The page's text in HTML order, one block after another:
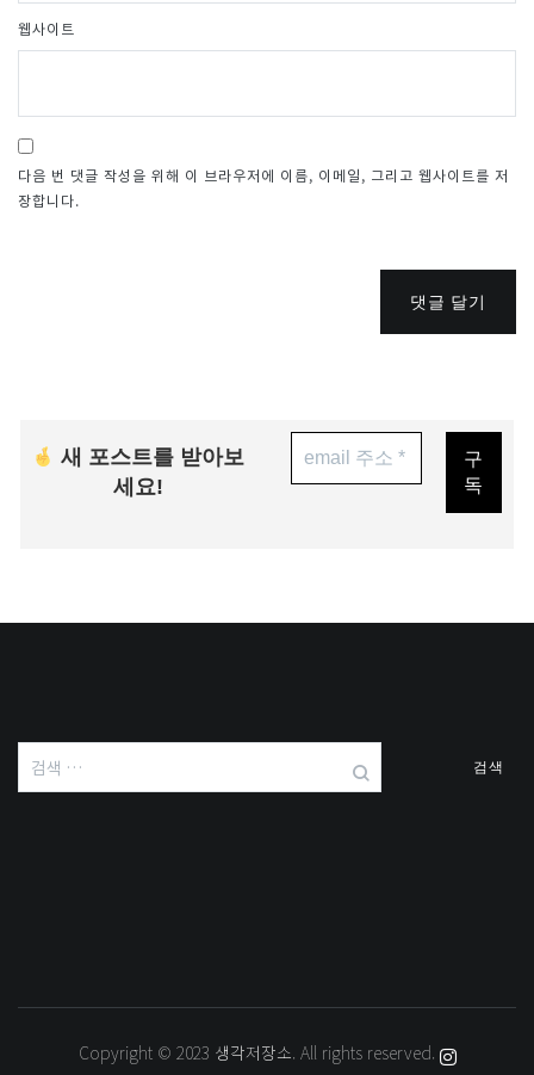
웹사이트
다음 번 댓글 작성을 위해 이 브라우저에 이름, 이메일, 그리고 웹사이트를 저
장합니다.
댓글 달기
새 포스트를 받아보
세요!
검
색:
Copyright © 2023 생각저장소. All rights reserved.